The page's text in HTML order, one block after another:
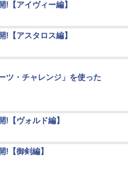
!【アイヴィー編】
!【アスタロス編】
ツ・チャレンジ」を使った
!【ヴォルド編】
!【御剣編】